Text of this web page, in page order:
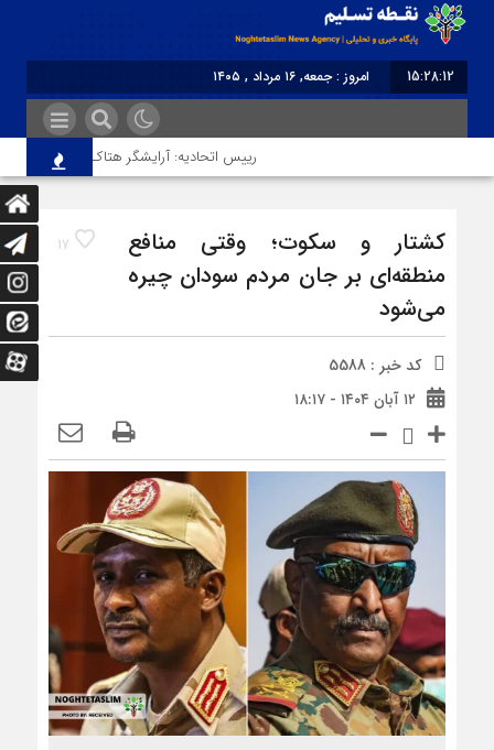
15:28:12
امروز : جمعه, ۱۶ مرداد , ۱۴۰۵
رییس اتحادیه: آرایشگر هتاک در قزوین عضو
17
کشتار و سکوت؛ وقتی منافع
منطقه‌ای بر جان مردم سودان چیره
می‌شود
کد خبر : 5588
۱۲ آبان ۱۴۰۴ - ۱۸:۱۷